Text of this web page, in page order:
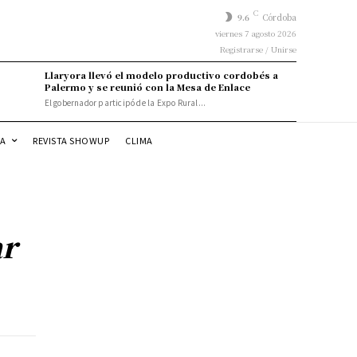
9.6 C Córdoba
viernes 7 agosto 2026
Registrarse / Unirse
Llaryora llevó el modelo productivo cordobés a
Palermo y se reunió con la Mesa de Enlace
El gobernador participó de la Expo Rural...
REVISTA SHOWUP CLIMA